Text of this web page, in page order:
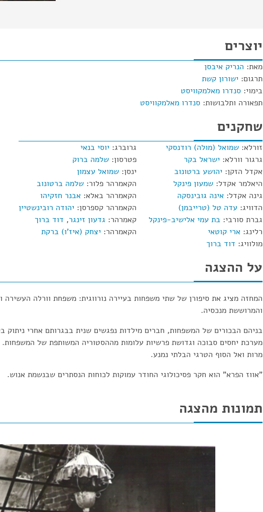
יוצרים
מאת: הנריק איבסן
תרגום: ישורון קשת
בימוי: סנדרו מאלמקוויסט
תפאורה ותלבושות: סנדרו מאלמקוויסט
שחקנים
זורלא: שמואל (מולה) רודנסקי
גרגור וורלא: ישראל בקר
אקדל הזקן: יהושע ברטונוב
היאלמר אקדל: שמעון פינקל
גינה אקדל: אינה גובינסקה
הדוויג: עדה טל (טרייבמן)
גברת סורבי:
בת עמי אלישיב-פינקל
רלינג: ארי קוטאי
מולוויג: דוד ברוך
גרוברג: יוסי בנאי
פטרסון: שלמה ברוק
ינסן: שמואל עצמון
הקאמרהר פלור: שלמה ברטונוב
הקאמרהר באלא: אבנר חזקיהו
הקאמרהר קספרסן: יהודה רובינשטיין
קאמרהר: גדעון זינגר, דוד ברוך
הקאמרהר: יצחק (איז'ו) ברקת
על ההצגה
המחזה מציג את סיפורן של שתי משפחות בעיירה נורווגית: משפחת וורלה
והמרוששת מנכסיה.
בניהם הבכורים של המשפחות, חברים מילדות נפגשים שנית בבגרותם אחרי ניתוק
מערכת יחסים סבוכה וגדושת פרשיות עלומות מההסטוריה המשותפת של המשפחות.
מרות ואל הסוף הטרגי הבלתי נמנע.
"אווז הפרא" הוא חקר פסיכולוגי החודר עמוקות לכוחות הנסתרים שבנשמת אנוש.
תמונות מהצגה